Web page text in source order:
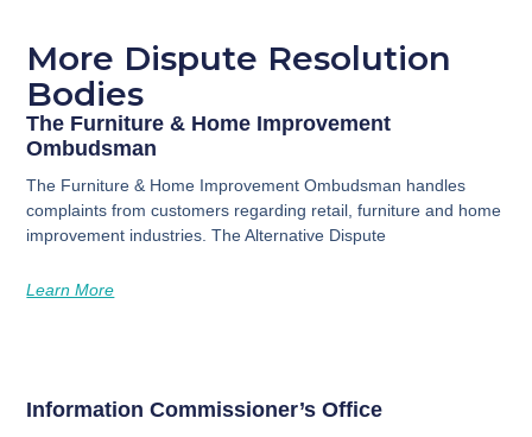
More Dispute Resolution
Bodies
The Furniture & Home Improvement
Ombudsman
The Furniture & Home Improvement Ombudsman handles
complaints from customers regarding retail, furniture and home
improvement industries. The Alternative Dispute
Learn More
Information Commissioner’s Office